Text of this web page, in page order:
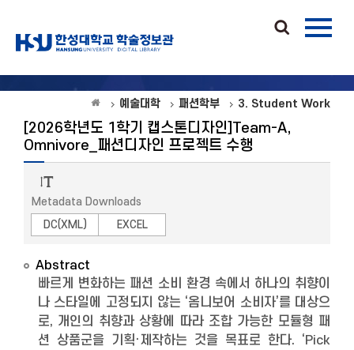
예술대학 패션학부 3. Student Work
[2026학년도 1학기 캡스톤디자인]Team-A,
Omnivore_패션디자인 프로젝트 수행
Metadata Downloads
DC(XML)
EXCEL
Abstract
빠르게 변화하는 패션 소비 환경 속에서 하나의 취향이
나 스타일에 고정되지 않는 ‘옴니보어 소비자’를 대상으
로, 개인의 취향과 상황에 따라 조합 가능한 모듈형 패
션 상품군을 기획·제작하는 것을 목표로 한다. ‘Pick